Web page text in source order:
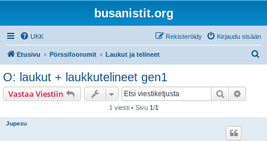
busanistit.org
UKK Kirjaudu sisään
Rekisteröidy
Etusivu Pörssifoorumit Laukut ja telineet
O: laukut + laukkutelineet gen1
Vastaa Viestiin Etsi
1 viesti • Sivu 1/1
Jupezu